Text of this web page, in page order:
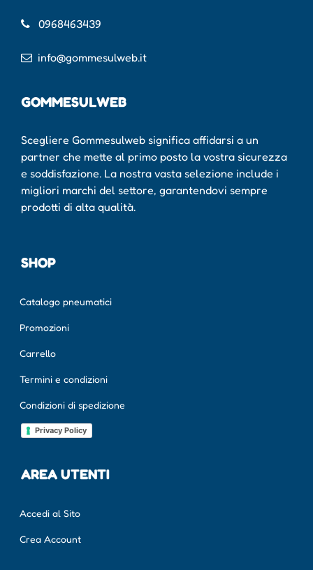
0968463439
info@gommesulweb.it
GOMMESULWEB
Scegliere Gommesulweb significa affidarsi a un
partner che mette al primo posto la vostra sicurezza
e soddisfazione. La nostra vasta selezione include i
migliori marchi del settore, garantendovi sempre
prodotti di alta qualità.
SHOP
Catalogo pneumatici
Promozioni
Carrello
Termini e condizioni
Condizioni di spedizione
Privacy Policy
AREA UTENTI
Accedi al Sito
Crea Account